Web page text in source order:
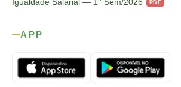
Igualdade Salarial — 1° Sem/2026
PDF
APP